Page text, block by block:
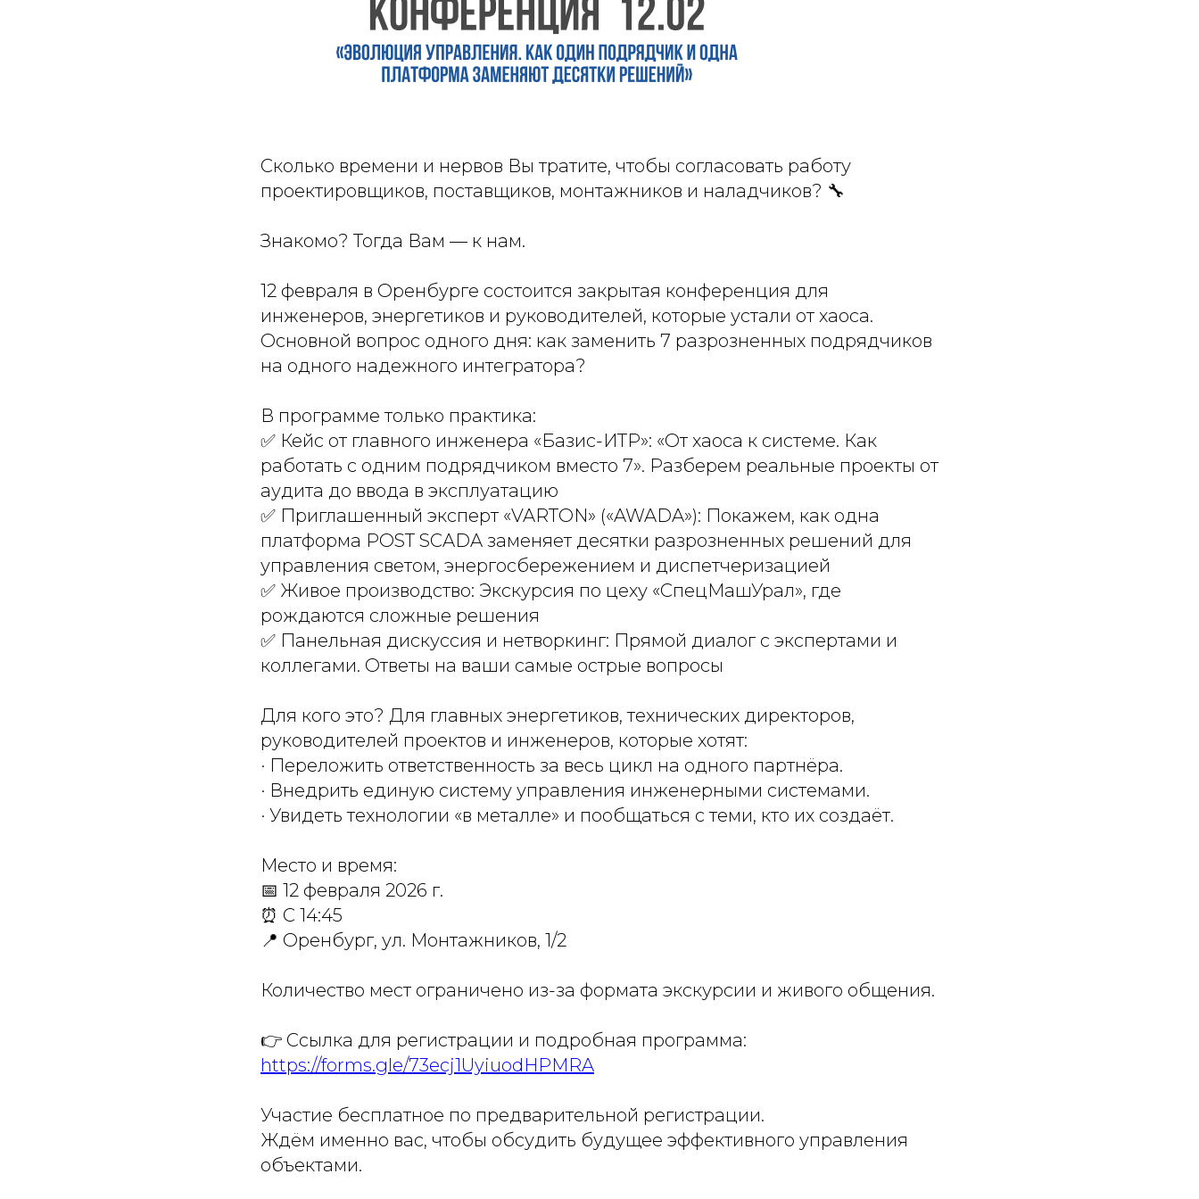
Сколько времени и нервов Вы тратите, чтобы согласовать работу
проектировщиков, поставщиков, монтажников и наладчиков? 🔧
Знакомо? Тогда Вам — к нам.
12 февраля в Оренбурге состоится закрытая конференция для
инженеров, энергетиков и руководителей, которые устали от хаоса.
Основной вопрос одного дня: как заменить 7 разрозненных подрядчиков
на одного надежного интегратора?
В программе только практика:
✅ Кейс от главного инженера «Базис-ИТР»: «От хаоса к системе. Как
работать с одним подрядчиком вместо 7». Разберем реальные проекты от
аудита до ввода в эксплуатацию
✅ Приглашенный эксперт «VARTON» («AWADA»): Покажем, как одна
платформа POST SCADA заменяет десятки разрозненных решений для
управления светом, энергосбережением и диспетчеризацией
✅ Живое производство: Экскурсия по цеху «СпецМашУрал», где
рождаются сложные решения
✅ Панельная дискуссия и нетворкинг: Прямой диалог с экспертами и
коллегами. Ответы на ваши самые острые вопросы
Для кого это? Для главных энергетиков, технических директоров,
руководителей проектов и инженеров, которые хотят:
· Переложить ответственность за весь цикл на одного партнёра.
· Внедрить единую систему управления инженерными системами.
· Увидеть технологии «в металле» и пообщаться с теми, кто их создаёт.
Место и время:
📅 12 февраля 2026 г.
⏰ С 14:45
📍 Оренбург, ул. Монтажников, 1/2
Количество мест ограничено из-за формата экскурсии и живого общения.
👉 Ссылка для регистрации и подробная программа:
https://forms.gle/73ecj1UyiuodHPMRA
Участие бесплатное по предварительной регистрации.
Ждём именно вас, чтобы обсудить будущее эффективного управления
объектами.